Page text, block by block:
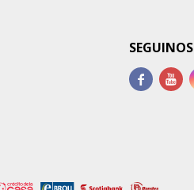
SEGUINOS
 